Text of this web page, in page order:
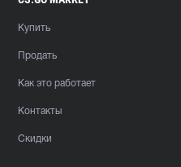
Купить
Продать
Как это работает
Контакты
Скидки